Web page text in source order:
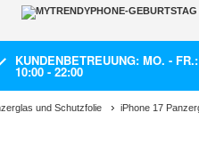
KUNDENBETREUUNG: MO. - FR.:
10:00 - 22:00
und Schutzfolie
iPhone 17